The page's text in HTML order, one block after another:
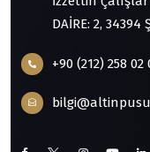
DAİRE: 2,
+90 (212) 258 02